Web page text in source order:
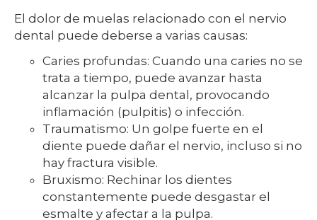
El dolor de muelas relacionado con el nervio
dental puede deberse a varias causas:
Caries profundas: Cuando una caries no se
trata a tiempo, puede avanzar hasta
alcanzar la pulpa dental, provocando
inflamación (pulpitis) o infección.
Traumatismo: Un golpe fuerte en el
diente puede dañar el nervio, incluso si no
hay fractura visible.
Bruxismo: Rechinar los dientes
constantemente puede desgastar el
esmalte y afectar a la pulpa.